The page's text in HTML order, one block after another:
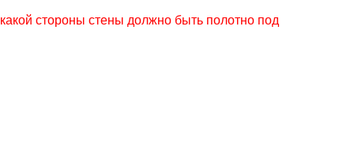
стороны стены должно быть полотно под